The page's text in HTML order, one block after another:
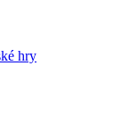
hry